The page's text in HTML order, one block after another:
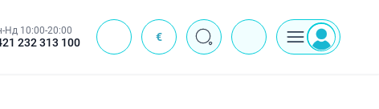
Нд 10:00-20:00
232 313 100 € J